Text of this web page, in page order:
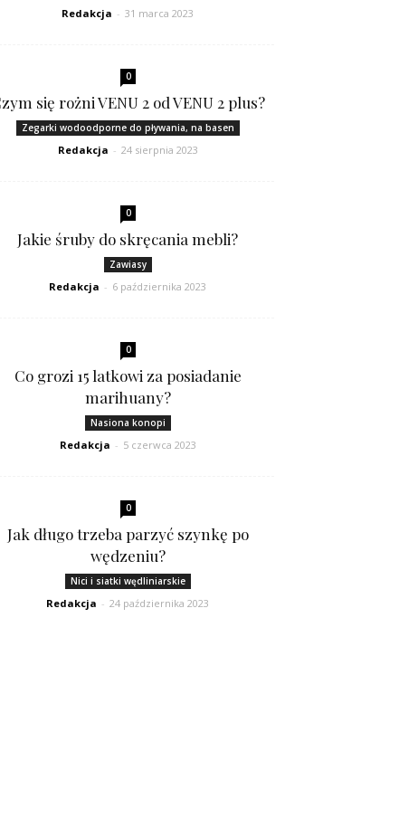
Redakcja - 31 marca 2023
0
się rożni VENU 2 od VENU 2 plus?
Zegarki wodoodporne do pływania, na basen
Redakcja - 24 sierpnia 2023
0
Jakie śruby do skręcania mebli?
Zawiasy
Redakcja - 6 października 2023
0
Co grozi 15 latkowi za posiadanie
marihuany?
Nasiona konopi
Redakcja - 5 czerwca 2023
0
Jak długo trzeba parzyć szynkę po
wędzeniu?
Nici i siatki wędliniarskie
Redakcja - 24 października 2023